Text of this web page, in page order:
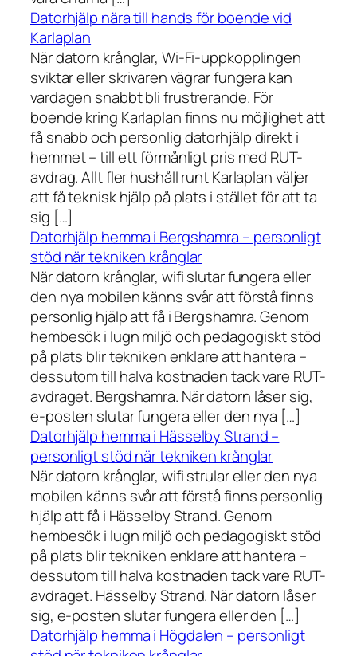
Datorhjälp nära till hands för boende vid
Karlaplan
När datorn krånglar, Wi-Fi-uppkopplingen
sviktar eller skrivaren vägrar fungera kan
vardagen snabbt bli frustrerande. För
boende kring Karlaplan finns nu möjlighet att
få snabb och personlig datorhjälp direkt i
hemmet – till ett förmånligt pris med RUT-
avdrag. Allt fler hushåll runt Karlaplan väljer
att få teknisk hjälp på plats i stället för att ta
sig […]
Datorhjälp hemma i Bergshamra – personligt
stöd när tekniken krånglar
När datorn krånglar, wifi slutar fungera eller
den nya mobilen känns svår att förstå finns
personlig hjälp att få i Bergshamra. Genom
hembesök i lugn miljö och pedagogiskt stöd
på plats blir tekniken enklare att hantera –
dessutom till halva kostnaden tack vare RUT-
avdraget. Bergshamra. När datorn låser sig,
e-posten slutar fungera eller den nya […]
Datorhjälp hemma i Hässelby Strand –
personligt stöd när tekniken krånglar
När datorn krånglar, wifi strular eller den nya
mobilen känns svår att förstå finns personlig
hjälp att få i Hässelby Strand. Genom
hembesök i lugn miljö och pedagogiskt stöd
på plats blir tekniken enklare att hantera –
dessutom till halva kostnaden tack vare RUT-
avdraget. Hässelby Strand. När datorn låser
sig, e-posten slutar fungera eller den […]
Datorhjälp hemma i Högdalen – personligt